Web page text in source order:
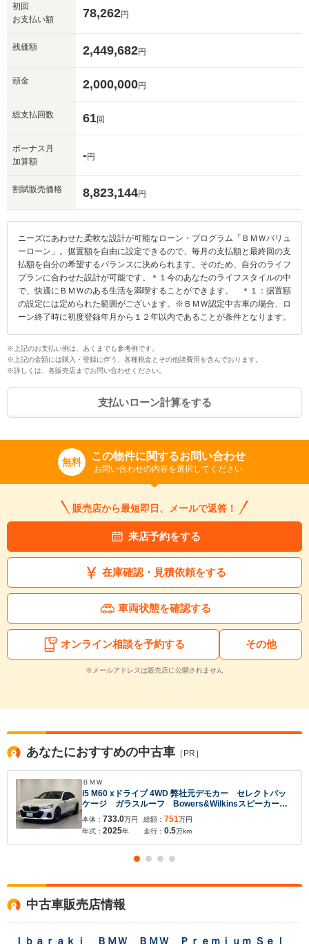
初回
お支払い額
78,262円
残価額 2,449,682円
頭金 2,000,000円
総支払回数 61回
ボーナス月
加算額
-円
割賦販売価格 8,823,144円
ニーズにあわせた柔軟な設計が可能なローン・プログラム「ＢＭＷバリュ
ーローン」。据置額を自由に設定できるので、毎月の支払額と最終回の支
払額を自分の希望するバランスに決められます。そのため、自分のライフ
プランに合わせた設計が可能です。＊１今のあなたのライフスタイルの中
で、快適にＢＭＷのある生活を満喫することができます。 ＊１：据置額
の設定には定められた範囲がございます。※ＢＭＷ認定中古車の場合、ロ
ーン終了時に初度登録年月から１２年以内であることが条件となります。
※上記のお支払い例は、あくまでも参考例です。
※上記の金額には購入・登録に伴う、各種税金とその他諸費用を含んでおります。
※詳しくは、各販売店までお問い合わせください。
支払いローン計算をする
無料 この物件に関するお問い合わせ
お問い合わせの内容を選択してください
販売店から最短即日、メールで返答！
来店予約をする
在庫確認・見積依頼をする
車両状態を確認する
オンライン相談を予約する その他
※メールアドレスは販売店に公開されません
あなたにおすすめの中古車 ［PR］
ＢＭＷ
i5 M60 xドライブ 4WD 弊社元デモカー セレクトパッ
ケージ ガラスルーフ Bowers&Wilkinsスピーカー
ブラックルーフ カーボントリム Mスポーツサス
PRO ヘッドアップディスプレイ カーブドディスプレ
イ アイコニックグロー
本体： 733.0万円
年式： 2025年
総額： 751万円
走行： 0.5万km
中古車販売店情報
Ｉｂａｒａｋｉ ＢＭＷ ＢＭＷ Ｐｒｅｍｉｕｍ Ｓｅｌ
※保存された情報は
いいえ